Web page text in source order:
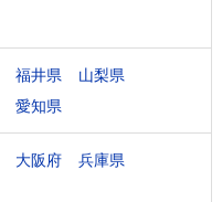
福井県
山梨県
愛知県
大阪府
兵庫県